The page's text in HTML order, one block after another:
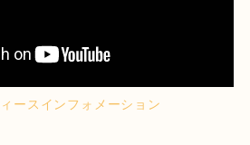
ースインフォメーション